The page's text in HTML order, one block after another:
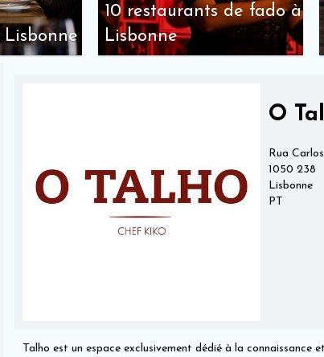
10 restaurants de fado à
Lisbonne
O
Rua
1050 238
Lisbonne
PT
Talho est un espace exclusivement dédié à la